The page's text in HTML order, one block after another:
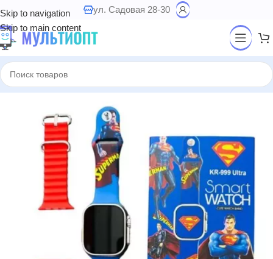
Skip to navigation
Skip to main content
ул. Садовая 28-30